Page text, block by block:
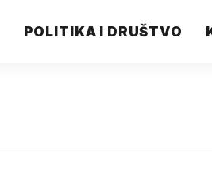
POLITIKA I DRUŠTVO